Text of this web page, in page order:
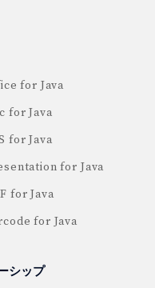
for Java
for Java
for Java
for Java
for Java
for Java
シップ